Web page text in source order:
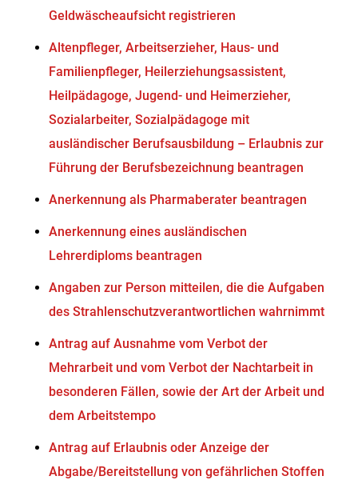
Geldwäscheaufsicht registrieren
Altenpfleger, Arbeitserzieher, Haus- und
Familienpfleger, Heilerziehungsassistent,
Heilpädagoge, Jugend- und Heimerzieher,
Sozialarbeiter, Sozialpädagoge mit
ausländischer Berufsausbildung – Erlaubnis zur
Führung der Berufsbezeichnung beantragen
Anerkennung als Pharmaberater beantragen
Anerkennung eines ausländischen
Lehrerdiploms beantragen
Angaben zur Person mitteilen, die die Aufgaben
des Strahlenschutzverantwortlichen wahrnimmt
Antrag auf Ausnahme vom Verbot der
Mehrarbeit und vom Verbot der Nachtarbeit in
besonderen Fällen, sowie der Art der Arbeit und
dem Arbeitstempo
Antrag auf Erlaubnis oder Anzeige der
Abgabe/Bereitstellung von gefährlichen Stoffen